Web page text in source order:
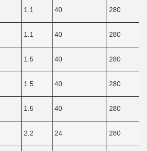
1.1 40 280
1.1 40 280
1.5 40 280
1.5 40 280
1.5 40 280
2.2 24 280